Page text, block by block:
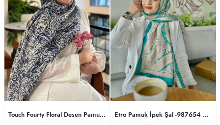
Touch Fourty Floral Desen Pamuk İpek Şal-202343-Lacivert
Etro Pamuk İpek Şal -987654